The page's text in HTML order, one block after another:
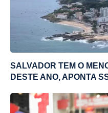
SALVADOR TEM O
DESTE ANO, APONTA